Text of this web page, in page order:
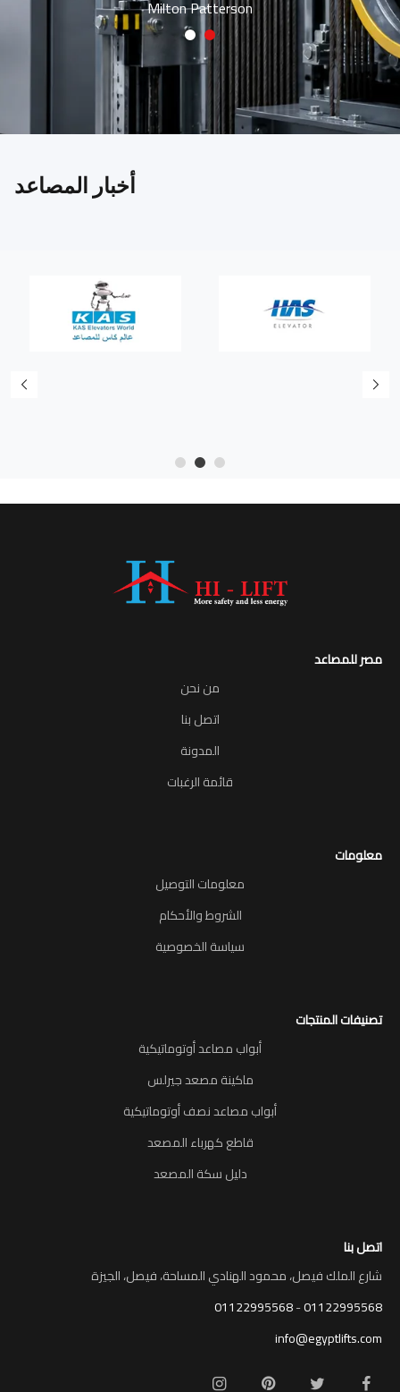
Milton Patterson
أخبار المصاعد
مصر للمصاعد
من نحن
اتصل بنا
المدونة
قائمة الرغبات
معلومات
معلومات التوصيل
الشروط والأحكام
سياسة الخصوصية
تصنيفات المنتجات
أبواب مصاعد أوتوماتيكية
ماكينة مصعد جيرلس
أبواب مصاعد نصف أوتوماتيكية
قاطع كهرباء المصعد
دليل سكة المصعد
اتصل بنا
شارع الملك فيصل، محمود الهنادي المساحة، فيصل، الجيزة
01122995568
-
01122995568
info@egyptlifts.com